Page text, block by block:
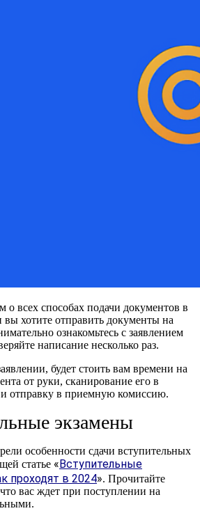
о всех способах подачи документов в
хотите отправить документы на
ознакомьтесь с заявлением
написание несколько раз.
будет стоить вам времени на
от руки, сканирование его в
отправку в приемную комиссию.
экзамены
особенности сдачи вступительных
статье «Вступительные
проходят в 2024». Прочитайте
вас ждет при поступлении на